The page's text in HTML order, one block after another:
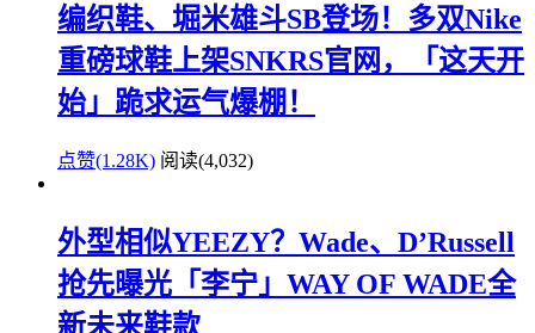
编织鞋、堀米雄斗SB登场！多双Nike
重磅球鞋上架SNKRS官网，「这天开
始」跪求运气爆棚！
点赞(1.28K) 阅读(4,032)
外型相似YEEZY？Wade、D’Russell
抢先曝光「李宁」WAY OF WADE全
新未来鞋款